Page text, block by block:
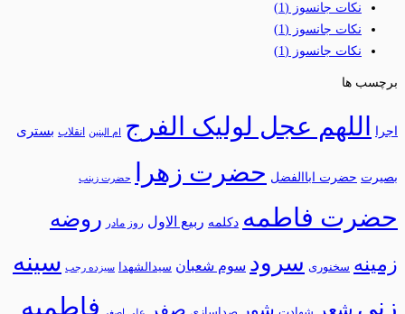
نکات جانسوز (1)
نکات جانسوز (1)
نکات جانسوز (1)
برچسب ها
اجرا اللهم عجل لولیک الفرج ام البنین انقلاب بستری
بصیرت حضرت اباالفضل حضرت زهرا حضرت زینب
حضرت فاطمه دکلمه ربیع الاول روز مادر روضه
زمینه سخنوری سرود سوم شعبان سیدالشهدا سیزده رجب سینه
زنی شعر شور صفر فاطمیه